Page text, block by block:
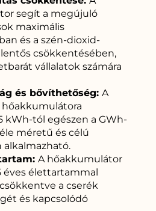
segít a megújuló
maximális
és a szén-dioxid-
csökkentésében,
vállalatok számára
és bővíthetőség: A
kWh-tól egészen a GWh-
méretű és célú
A hőakkumulátor
élettartammal
a cserék
és kapcsolódó